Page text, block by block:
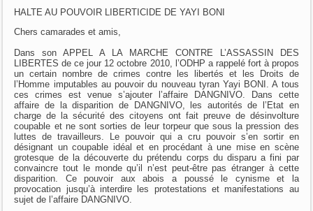
HALTE AU POUVOIR LIBERTICIDE DE YAYI BONI
Chers camarades et amis,
Dans son APPEL A LA MARCHE CONTRE L’ASSASSIN DES
LIBERTES de ce jour 12 octobre 2010, l’ODHP a rappelé fort à propos
un certain nombre de crimes contre les libertés et les Droits de
l’Homme imputables au pouvoir du nouveau tyran Yayi BONI. A tous
ces crimes est venue s’ajouter l’affaire DANGNIVO. Dans cette
affaire de la disparition de DANGNIVO, les autorités de l’Etat en
charge de la sécurité des citoyens ont fait preuve de désinvolture
coupable et ne sont sorties de leur torpeur que sous la pression des
luttes de travailleurs. Le pouvoir qui a cru pouvoir s’en sortir en
désignant un coupable idéal et en procédant à une mise en scène
grotesque de la découverte du prétendu corps du disparu a fini par
convaincre tout le monde qu’il n’est peut-être pas étranger à cette
disparition. Ce pouvoir aux abois a poussé le cynisme et la
provocation jusqu’à interdire les protestations et manifestations au
sujet de l’affaire DANGNIVO.